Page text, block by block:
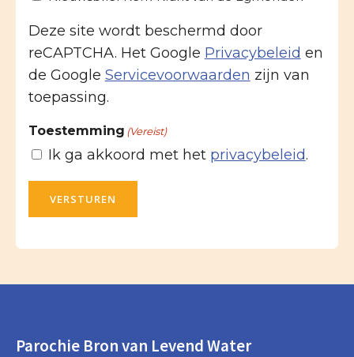
Deze site wordt beschermd door
reCAPTCHA. Het Google Privacybeleid en
de Google Servicevoorwaarden zijn van
toepassing.
Toestemming (Vereist)
Ik ga akkoord met het privacybeleid.
VERSTUREN
Parochie Bron van Levend Water